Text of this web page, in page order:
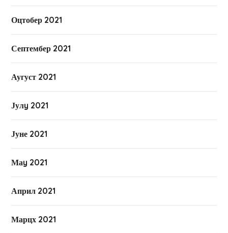
Оцтобер 2021
Септембер 2021
Аугуст 2021
Јулy 2021
Јуне 2021
Маy 2021
Април 2021
Марцх 2021